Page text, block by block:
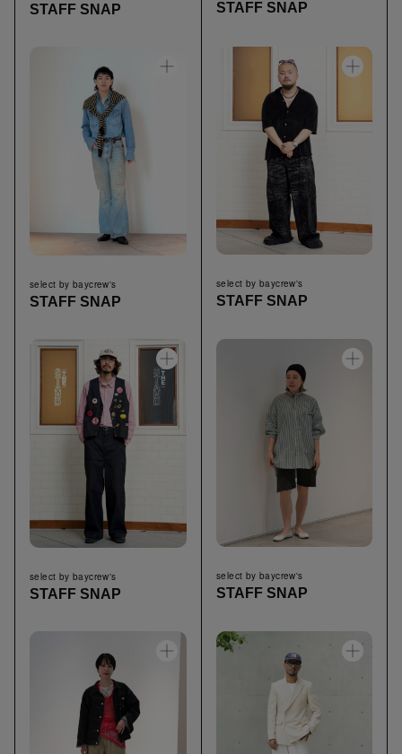
STAFF SNAP STAFF SNAP
select by baycrew's
STAFF SNAP
select by baycrew's
STAFF SNAP
select by baycrew's
STAFF SNAP
select by baycrew's
STAFF SNAP